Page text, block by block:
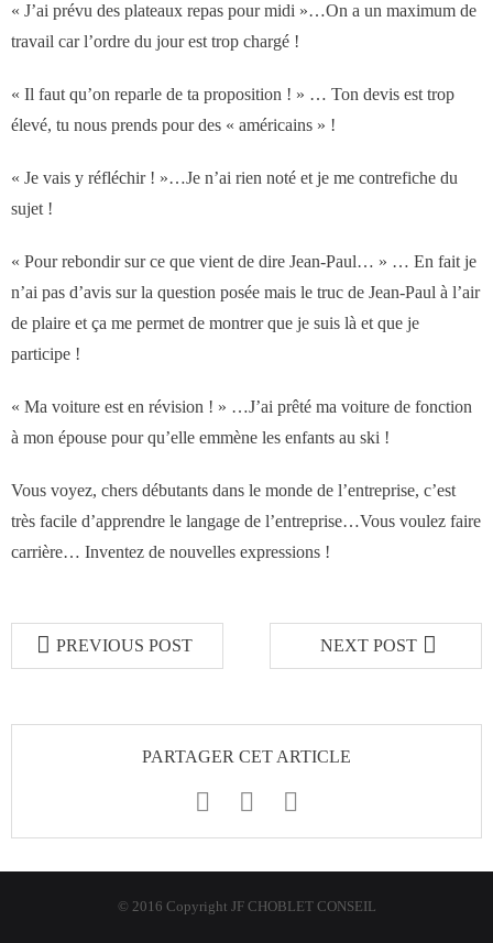
« J’ai prévu des plateaux repas pour midi »…On a un maximum de
travail car l’ordre du jour est trop chargé !
« Il faut qu’on reparle de ta proposition ! » … Ton devis est trop
élevé, tu nous prends pour des « américains » !
« Je vais y réfléchir ! »…Je n’ai rien noté et je me contrefiche du
sujet !
« Pour rebondir sur ce que vient de dire Jean-Paul… » … En fait je
n’ai pas d’avis sur la question posée mais le truc de Jean-Paul à l’air
de plaire et ça me permet de montrer que je suis là et que je
participe !
« Ma voiture est en révision ! » …J’ai prêté ma voiture de fonction
à mon épouse pour qu’elle emmène les enfants au ski !
Vous voyez, chers débutants dans le monde de l’entreprise, c’est
très facile d’apprendre le langage de l’entreprise…Vous voulez faire
carrière… Inventez de nouvelles expressions !
PREVIOUS POST NEXT POST
PARTAGER CET ARTICLE
© 2016 Copyright JF CHOBLET CONSEIL